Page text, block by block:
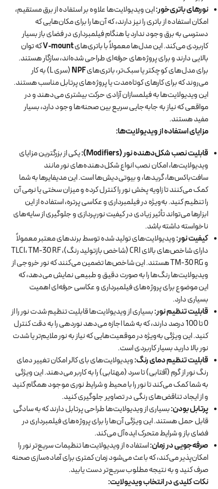
نورهای باتری‌خور:این ویدیولایت‌ها علاوه بر استفاده از برق مستقیم،
امکان استفاده از باتری را نیز دارند، که آن‌ها را برای مکان‌هایی که
دسترسی به برق وجود ندارد یا هنگام فیلمبرداری در فضای باز بسیار
کاربردی می‌کند. این مدل‌ها معمولاً با باتری‌هایV-mountکه توان
بالایی دارند و برای پروژه‌های حرفه‌ای طراحی شده‌اند، سازگار هستند.
برای مدل‌های کوچکتر یا سبک‌تر، باتری‌هایNPF
(سری L) به کار
می‌روند که برای کارهای کوتاه‌مدت یا پروژه‌های پرتابل مناسب هستند.
این ویدیولایت‌ها به فیلمسازان آزادی حرکت بیشتری می‌دهند و در
مواقعی که نیاز به جابه‌جایی سریع بین صحنه‌ها وجود دارد، بسیار
مفید هستند.
مزایای استفاده از ویدیولایت‌ها:
قابلیت نصب شکل‌دهنده نور(Modifiers):
یکی از بزرگترین مزایای
ویدیولایت‌ها، امکان نصب انواع شکل‌دهنده‌های نور مانند
سافت‌باکس‌ها، گریدها، و بیوتی‌دیش‌ها است. این مدیفایرها به شما
کمک می‌کنند تا زاویه پخش نور را کنترل کرده و میزان سختی یا نرمی آن
را تنظیم کنید. به‌ویژه در فیلمبرداری و عکاسی پرتره، استفاده از این
ابزارها می‌تواند تأثیر زیادی در کیفیت نورپردازی و جلوگیری از سایه‌های
ناخواسته داشته باشد.
کیفیت نور:ویدیولایت‌های تولید شده توسط برندهای معتبر معمولاً
دارای شاخص‌های بالای CRI (شاخص بازتولید رنگ)، TLCI، TM-30 RF
و TM-30 RG هستند. این شاخص‌ها تضمین می‌کنند که نور خروجی از
ویدیولایت‌ها رنگ‌ها را به صورت دقیق و طبیعی نمایش می‌دهد، که
این موضوع برای پروژه‌های فیلمبرداری و عکاسی حرفه‌ای اهمیت
بسیاری دارد.
قابلیت تنظیم نور:بسیاری از ویدیولایت‌ها قابلیت تنظیم شدت نور را از
0 تا 100 درصد دارند، که به شما اجازه می‌دهد نوردهی را به دقت کنترل
کنید. این ویژگی به‌ویژه در موقعیت‌هایی که نیاز به نور ملایم‌تر یا شدت
نور بالا دارید بسیار کاربردی است.
قابلیت تنظیم دمای رنگ:ویدیولایت‌های بای کالر امکان تغییر دمای
رنگ نور از گرم (آفتابی) تا سرد (مهتابی) را به کاربر می‌دهند. این ویژگی
به شما کمک می‌کند تا نور را با محیط و شرایط نوری موجود همگام کنید
و از ایجاد تناقض‌های رنگی در تصاویر جلوگیری کنید.
پرتابل بودن:بسیاری از ویدیولایت‌ها طراحی پرتابل دارند که به سادگی
قابل حمل هستند. این ویژگی آن‌ها را برای پروژه‌های فیلمبرداری در
فضای باز و شرایط متحرک ایده‌آل می‌کند.
صرفه‌جویی در زمان:استفاده از ویدیولایت‌ها تنظیمات سریع‌تر نور را
امکان‌پذیر می‌کند، که باعث می‌شود زمان کمتری برای آماده‌سازی صحنه
صرف کنید و به نتیجه مطلوب سریع‌تر دست یابید.
نکات کلیدی در انتخاب ویدیولایت: